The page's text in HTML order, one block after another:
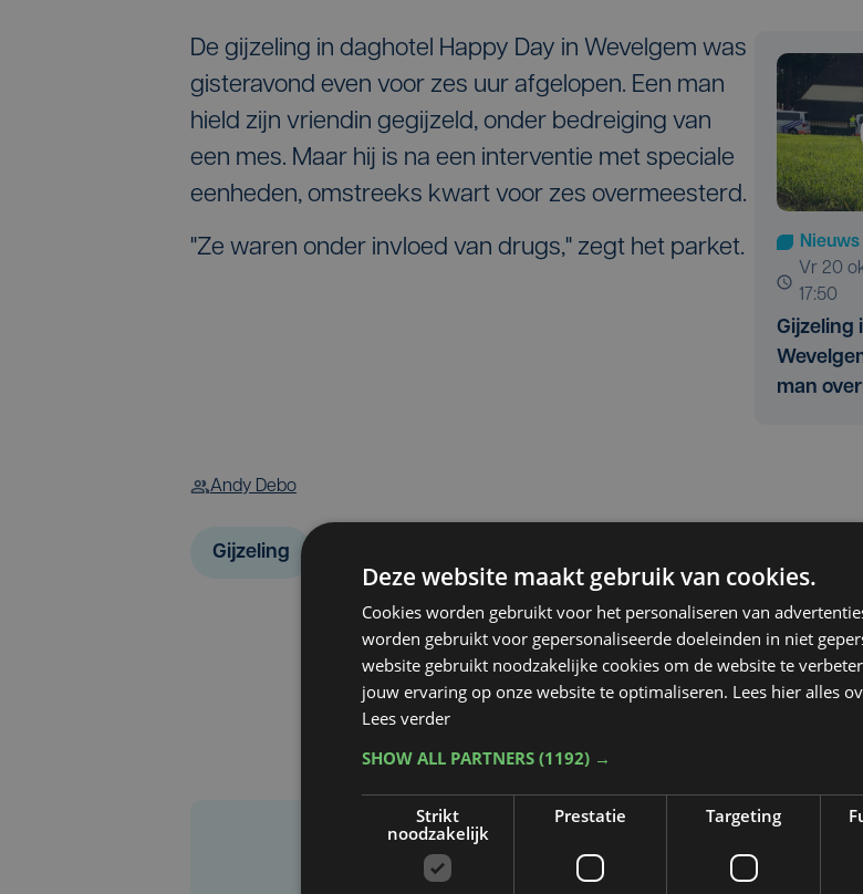
De gijzeling in daghotel Happy Day in Wevelgem was
gisteravond even voor zes uur afgelopen. Een man
hield zijn vriendin gegijzeld, onder bedreiging van
een mes. Maar hij is na een interventie met speciale
eenheden, omstreeks kwart voor zes overmeesterd.
"Ze waren onder invloed van drugs," zegt het parket.
Nieuws
vr 20 oktober 2023 |
17:50
Gijzeling
man
Andy Debo
Gijzeling
Taalfout opgemerkt?
Deze website maakt gebruik van cookies.
Cookies worden gebruikt voor het personaliseren van
worden gebruikt voor gepersonaliseerde doeleinden in niet
website gebruikt noodzakelijke cookies om de website te
jouw ervaring op onze website te optimaliseren. Lees hier alles
Lees verder
SHOW ALL PARTNERS (1192) →
Strikt
noodzakelijk
Prestatie Targeting